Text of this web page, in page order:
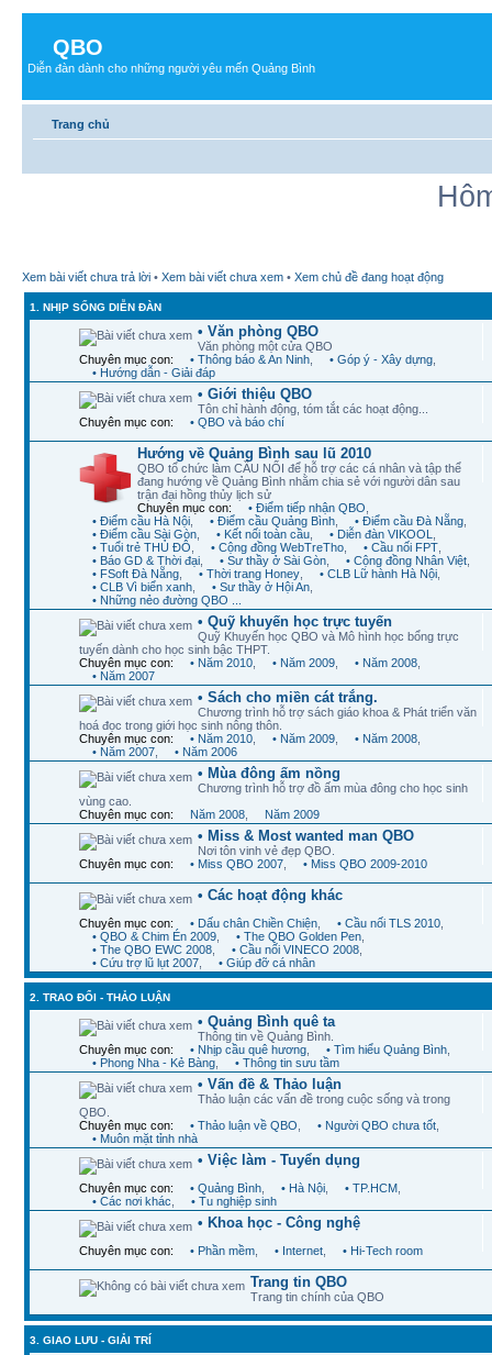
QBO
Diễn đàn dành cho những người yêu mến Quảng Bình
Trang chủ
Xem bài viết chưa trả lời • Xem bài viết chưa xem • Xem chủ đề đang hoạt động
1. NHỊP SỐNG DIỄN ĐÀN
• Văn phòng QBO
Văn phòng một cửa QBO
Chuyên mục con:
• Thông báo & An Ninh • Góp ý - Xây dựng
• Hướng dẫn - Giải đáp
• Giới thiệu QBO
Tôn chỉ hành động, tóm tắt các hoạt động...
Chuyên mục con:
• QBO và báo chí
Hướng về Quảng Bình sau lũ 2010
QBO tổ chức làm CẦU NỐI để hỗ trợ các cá nhân và tập thể
đang hướng về Quảng Bình nhằm chia sẻ với người dân sau
trận đại hồng thủy lịch sử
Chuyên mục con:
• Điểm tiếp nhận QBO
• Điểm cầu Hà Nội
• Điểm cầu Quảng Bình • Điểm cầu Đà Nẵng
• Điểm cầu Sài Gòn
• Kết nối toàn cầu • Diễn đàn VIKOOL
• Tuổi trẻ THỦ ĐÔ
• Cộng đồng WebTreTho • Cầu nối FPT
• Báo GD & Thời đại
• Sư thầy ở Sài Gòn • Cộng đồng Nhân Việt
• FSoft Đà Nẵng
• Thời trang Honey • CLB Lữ hành Hà Nội
• CLB Vì biển xanh
• Sư thầy ở Hội An
• Những nẻo đường QBO ...
• Quỹ khuyến học trực tuyến
Quỹ Khuyến học QBO và Mô hình học bổng trực
tuyến dành cho học sinh bậc THPT.
Chuyên mục con:
• Năm 2010 • Năm 2009 • Năm 2008
• Năm 2007
• Sách cho miền cát trắng.
Chương trình hỗ trợ sách giáo khoa & Phát triển văn
hoá đọc trong giới học sinh nông thôn.
Chuyên mục con:
• Năm 2010 • Năm 2009 • Năm 2008
• Năm 2007
• Năm 2006
• Mùa đông ấm nồng
Chương trình hỗ trợ đồ ấm mùa đông cho học sinh
vùng cao.
Chuyên mục con:
Năm 2008 Năm 2009
• Miss & Most wanted man QBO
Nơi tôn vinh vẻ đẹp QBO.
Chuyên mục con:
• Miss QBO 2007 • Miss QBO 2009-2010
• Các hoạt động khác
Chuyên mục con: • Dấu chân Chiền Chiện • Cầu nối TLS 2010
• QBO & Chim Én 2009
• The QBO Golden Pen
• The QBO EWC 2008
• Cầu nối VINECO 2008
• Cứu trợ lũ lụt 2007
• Giúp đỡ cá nhân
2. TRAO ĐỔI - THẢO LUẬN
• Quảng Bình quê ta
Thông tin về Quảng Bình.
Chuyên mục con:
• Nhịp cầu quê hương • Tìm hiểu Quảng Bình
• Phong Nha - Kẻ Bàng
• Thông tin sưu tầm
• Vấn đề & Thảo luận
Thảo luận các vấn đề trong cuộc sống và trong
QBO.
Chuyên mục con:
• Thảo luận về QBO • Người QBO chưa tốt
• Muôn mặt tỉnh nhà
• Việc làm - Tuyển dụng
Chuyên mục con: • Quảng Bình • Hà Nội • TP.HCM
• Các nơi khác
• Tu nghiệp sinh
• Khoa học - Công nghệ
Chuyên mục con: • Phần mềm • Internet • Hi-Tech room
Trang tin QBO
Trang tin chính của QBO
3. GIAO LƯU - GIẢI TRÍ